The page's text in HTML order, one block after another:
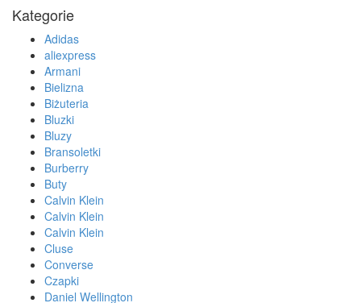
Kategorie
Adidas
aliexpress
Armani
Bielizna
Biżuteria
Bluzki
Bluzy
Bransoletki
Burberry
Buty
Calvin Klein
Calvin Klein
Calvin Klein
Cluse
Converse
Czapki
Daniel Wellington